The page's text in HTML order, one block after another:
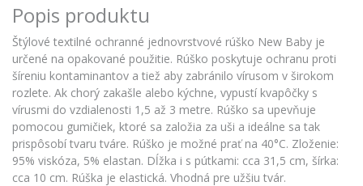
Popis produktu
Štýlové textilné ochranné jednovrstvové rúško New Baby je
určené na opakované použitie. Rúško poskytuje ochranu proti
šíreniu kontaminantov a tiež aby zabránilo vírusom v širokom
rozlete. Ak chorý zakašle alebo kýchne, vypustí kvapôčky s
vírusmi do vzdialenosti 1,5 až 3 metre. Rúško sa upevňuje
pomocou gumičiek, ktoré sa založia za uši a ideálne sa tak
prispôsobí tvaru tváre. Rúško je možné prať na 40°C. Zloženie:
95% viskóza, 5% elastan. Dĺžka i s pútkami: cca 31,5 cm, šírka:
cca 10 cm. Rúška je elastická. Vhodná pre užšiu tvár.